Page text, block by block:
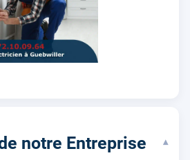
notre Entreprise ▾